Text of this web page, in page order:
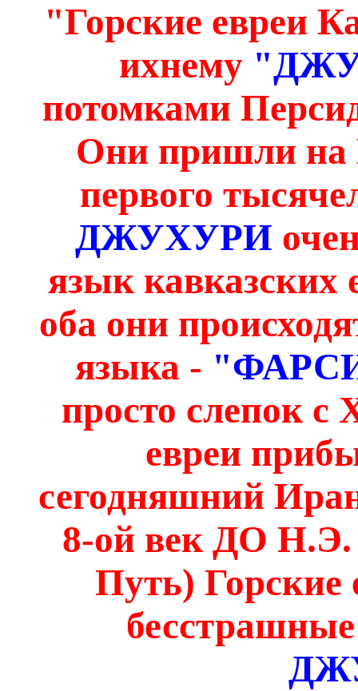
"Горские евреи
ихнему
потомками
Они пришли на
первого
ДЖУХУРИ
язык кавказских
оба они
языка -
просто слепок с
евреи
сегодняшний
8-ой век ДО
Путь) Горские